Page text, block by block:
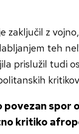
zaključil z
teh
prislužil tudi
povezan
kritiko